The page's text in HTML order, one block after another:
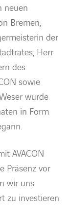
neuen
Bremen,
der
Herr
des
sowie
wurde
in Form
AVACON
Präsenz vor
wir uns
zu investieren